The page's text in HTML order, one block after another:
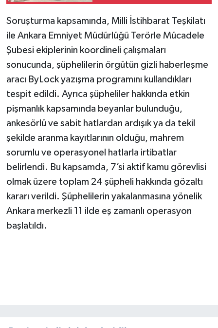
Soruşturma kapsamında, Milli İstihbarat Teşkilatı
ile Ankara Emniyet Müdürlüğü Terörle Mücadele
Şubesi ekiplerinin koordineli çalışmaları
sonucunda, şüphelilerin örgütün gizli haberleşme
aracı ByLock yazışma programını kullandıkları
tespit edildi. Ayrıca şüpheliler hakkında etkin
pişmanlık kapsamında beyanlar bulunduğu,
ankesörlü ve sabit hatlardan ardışık ya da tekil
şekilde aranma kayıtlarının olduğu, mahrem
sorumlu ve operasyonel hatlarla irtibatlar
belirlendi. Bu kapsamda, 7’si aktif kamu görevlisi
olmak üzere toplam 24 şüpheli hakkında gözaltı
kararı verildi. Şüphelilerin yakalanmasına yönelik
Ankara merkezli 11 ilde eş zamanlı operasyon
başlatıldı.